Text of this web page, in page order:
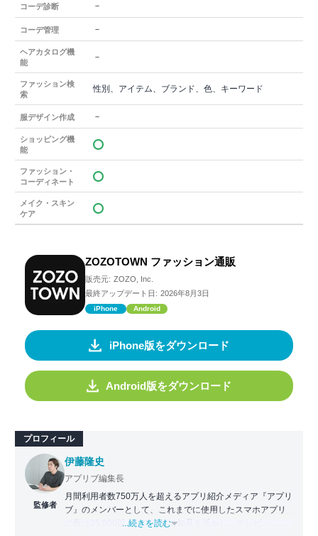
コーデ診断 －
コーデ管理 －
ヘアカタログ機
能
－
ファッション検
索
性別、アイテム、ブランド、色、キーワード
服デザイン作成 －
ショッピング機
能
ファッション・
コーディネート
メイク・スキン
ケア
ZOZOTOWN ファッション通販
販売元: ZOZO, Inc.
最終アップデート日: 2026年8月3日
iPhone Android
iPhone版をダウンロード
Android版をダウンロード
プロフィール
監修者
伊藤隆史
アプリブ編集長
月間利用者数750万人を超えるアプリ紹介メディア『アプリ
ブ』のメンバーとして、これまでに使用したスマホアプリ
の数は25,000以上。アプリの知見を活かし、テレビ・
...続きを読む